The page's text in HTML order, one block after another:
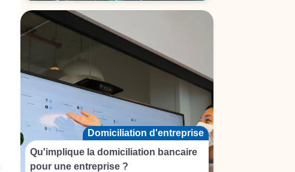
Domiciliation d'entreprise
Qu'implique la domiciliation bancaire
pour une entreprise ?